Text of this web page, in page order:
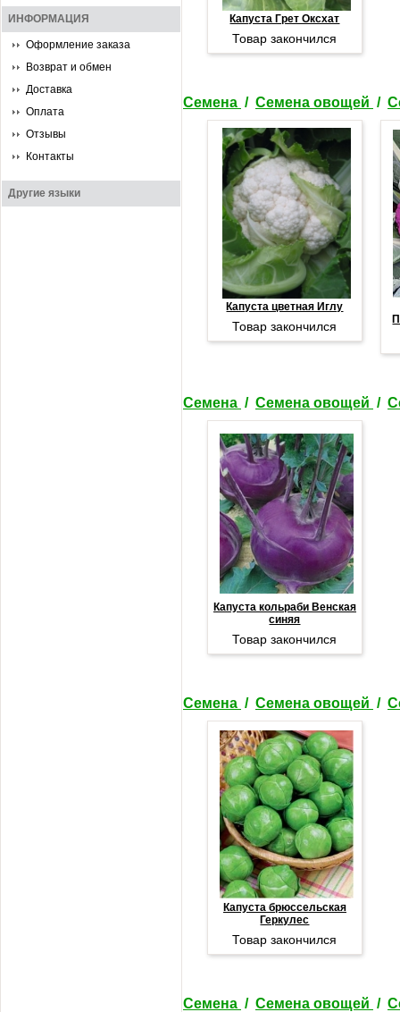
ИНФОРМАЦИЯ
Оформление заказа
Возврат и обмен
Доставка
Оплата
Отзывы
Контакты
Другие языки
Капуста Грет Оксхат
Товар закончился
Семена / Семена овощей /
Капуста цветная Иглу
Товар закончился
Семена / Семена овощей /
Капуста кольраби Венская
синяя
Товар закончился
Семена / Семена овощей /
Капуста брюссельская
Геркулес
Товар закончился
Семена / Семена овощей /